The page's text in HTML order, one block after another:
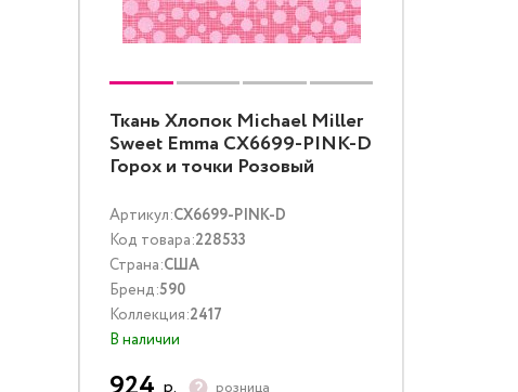
Ткань Хлопок Michael Miller
Sweet Emma CX6699-PINK-D
Горох и точки Розовый
Артикул:CX6699-PINK-D
Код товара:228533
Страна:США
Бренд:590
Коллекция:2417
В наличии
розница